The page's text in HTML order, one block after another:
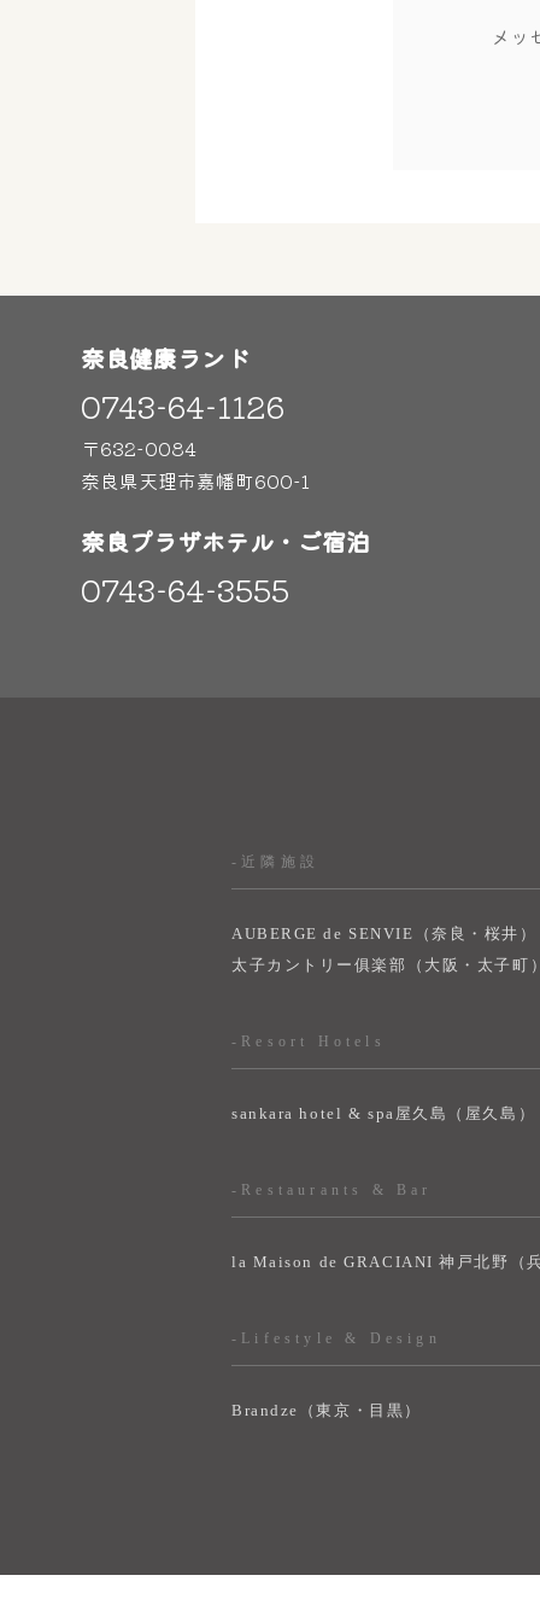
メッ
奈良健康ランド
0743-64-1126
〒632-0084
奈良県天理市嘉幡町600-1
奈良プラザホテル・ご宿泊
0743-64-3555
-近隣施設
AUBERGE de SENVIE（奈良・桜井）
太子カントリー俱楽部（大阪・太子町
-Resort Hotels
sankara hotel & spa屋久島（屋久島）
-Restaurants & Bar
la Maison de GRACIANI 神戸北野（
-Lifestyle & Design
Brandze（東京・目黒）